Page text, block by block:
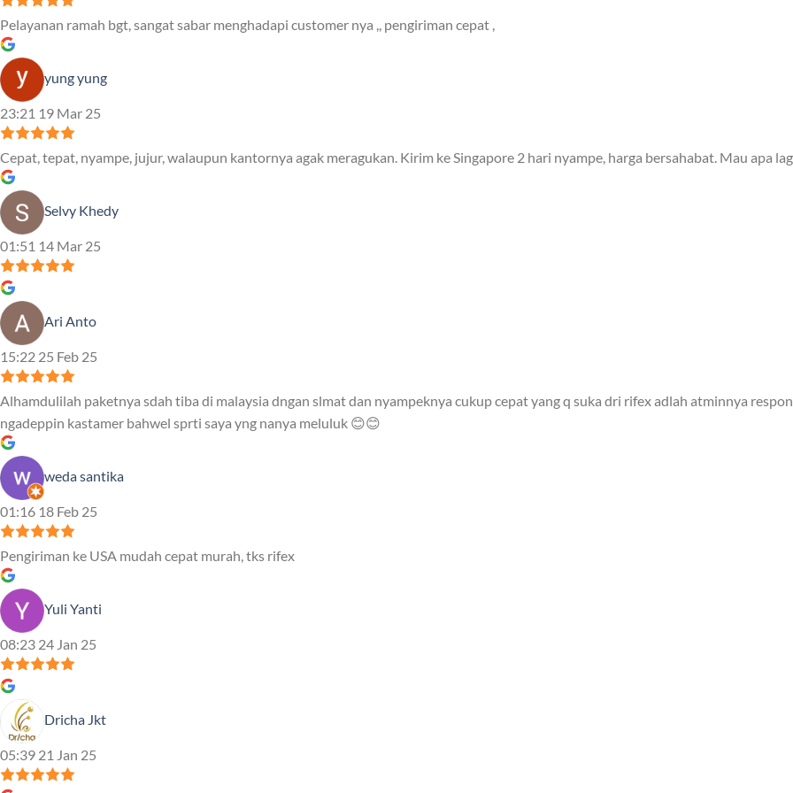
Pelayanan ramah bgt, sangat sabar menghadapi customer nya ,, pengiriman cepat ,
yung yung
23:21 19 Mar 25
Cepat, tepat, nyampe, jujur, walaupun kantornya agak meragukan. Kirim ke Singapore 2 hari nyampe, harga bersahabat. Mau apa
Selvy Khedy
01:51 14 Mar 25
Ari Anto
15:22 25 Feb 25
Alhamdulilah paketnya sdah tiba di malaysia dngan slmat dan nyampeknya cukup cepat yang q suka dri rifex adlah atminnya
ngadeppin kastamer bahwel sprti saya yng nanya meluluk 😊😊
weda santika
01:16 18 Feb 25
Pengiriman ke USA mudah cepat murah, tks rifex
Yuli Yanti
08:23 24 Jan 25
Dricha Jkt
05:39 21 Jan 25